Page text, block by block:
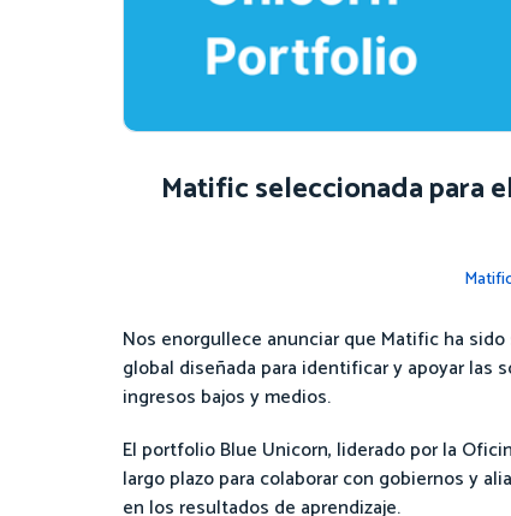
Matific seleccionada para
Nos enorgullece anunciar que Matific ha
global diseñada para identificar y apoyar las
ingresos bajos y medios.
El portfolio Blue Unicorn, liderado por la
largo plazo para colaborar con gobiernos y
en los resultados de aprendizaje.